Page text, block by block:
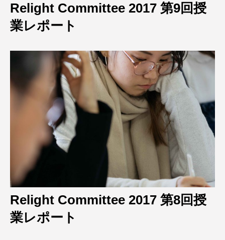
Relight Committee 2017 第9回授
業レポート
Relight Committee 2017 第8回授
業レポート